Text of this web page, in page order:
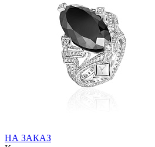
НА ЗАКАЗ